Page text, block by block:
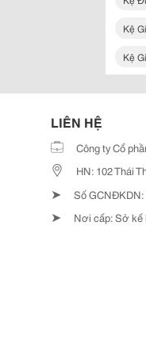
Kệ
Kệ
LIÊN HỆ
Công ty Cổ
HN: 102 Thái
➤ Số GCNĐKDN:
➤ Nơi cấp: Sở kế